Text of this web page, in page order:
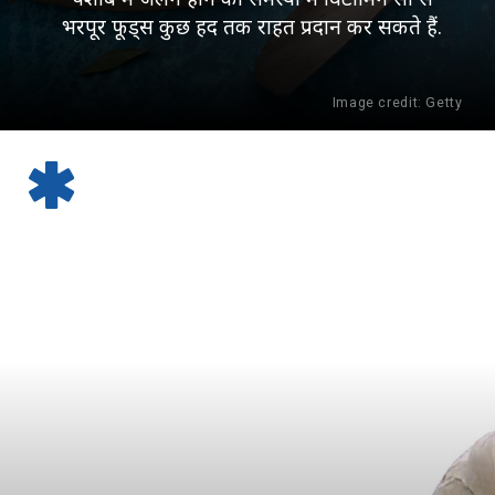
भरपूर फूड्स कुछ हद तक राहत प्रदान कर सकते हैं.
Image credit: Getty